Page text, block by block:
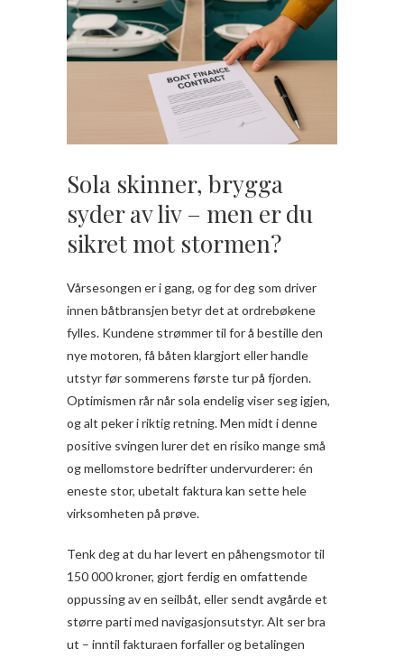
Sola skinner, brygga
syder av liv – men er du
sikret mot stormen?
Vårsesongen er i gang, og for deg som driver
innen båtbransjen betyr det at ordrebøkene
fylles. Kundene strømmer til for å bestille den
nye motoren, få båten klargjort eller handle
utstyr før sommerens første tur på fjorden.
Optimismen rår når sola endelig viser seg igjen,
og alt peker i riktig retning. Men midt i denne
positive svingen lurer det en risiko mange små
og mellomstore bedrifter undervurderer: én
eneste stor, ubetalt faktura kan sette hele
virksomheten på prøve.
Tenk deg at du har levert en påhengsmotor til
150 000 kroner, gjort ferdig en omfattende
oppussing av en seilbåt, eller sendt avgårde et
større parti med navigasjonsutstyr. Alt ser bra
ut – inntil fakturaen forfaller og betalingen